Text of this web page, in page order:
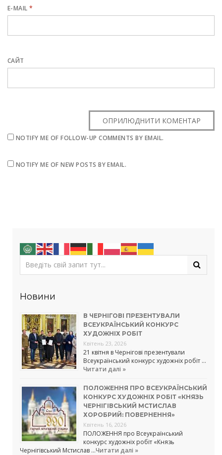
E-MAIL*
САЙТ
NOTIFY ME OF FOLLOW-UP COMMENTS BY EMAIL.
NOTIFY ME OF NEW POSTS BY EMAIL.
Новини
В ЧЕРНІГОВІ ПРЕЗЕНТУВАЛИ
ВСЕУКРАЇНСЬКИЙ КОНКУРС
ХУДОЖНІХ РОБІТ
Квітень 23, 2026
21 квітня в Чернігові презентували
Всеукраїнський конкурс художніх робіт …
Читати далі »
ПОЛОЖЕННЯ ПРО ВСЕУКРАЇНСЬКИЙ
КОНКУРС ХУДОЖНІХ РОБІТ «КНЯЗЬ
ЧЕРНІГІВСЬКИЙ МСТИСЛАВ
ХОРОБРИЙ: ПОВЕРНЕННЯ»
Квітень 16, 2026
ПОЛОЖЕННЯ про Всеукраїнський
конкурс художніх робіт «Князь
Чернігівський Мстислав …Читати далі »